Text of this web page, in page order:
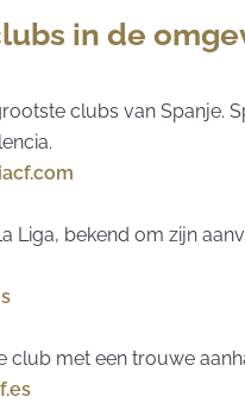
in de
clubs van Spanje.
Liga, bekend om zijn
club met een trouwe